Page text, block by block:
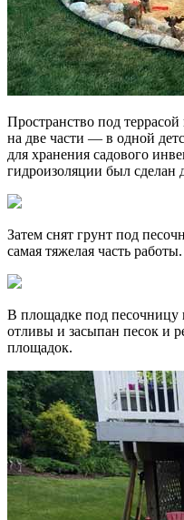
Пространство под
на две части — в одной
для хранения садового
гидроизоляции был сделан
Затем снят грунт под
самая тяжелая часть работы.
В площадке под песочницу
отливы и засыпан песок и
площадок.